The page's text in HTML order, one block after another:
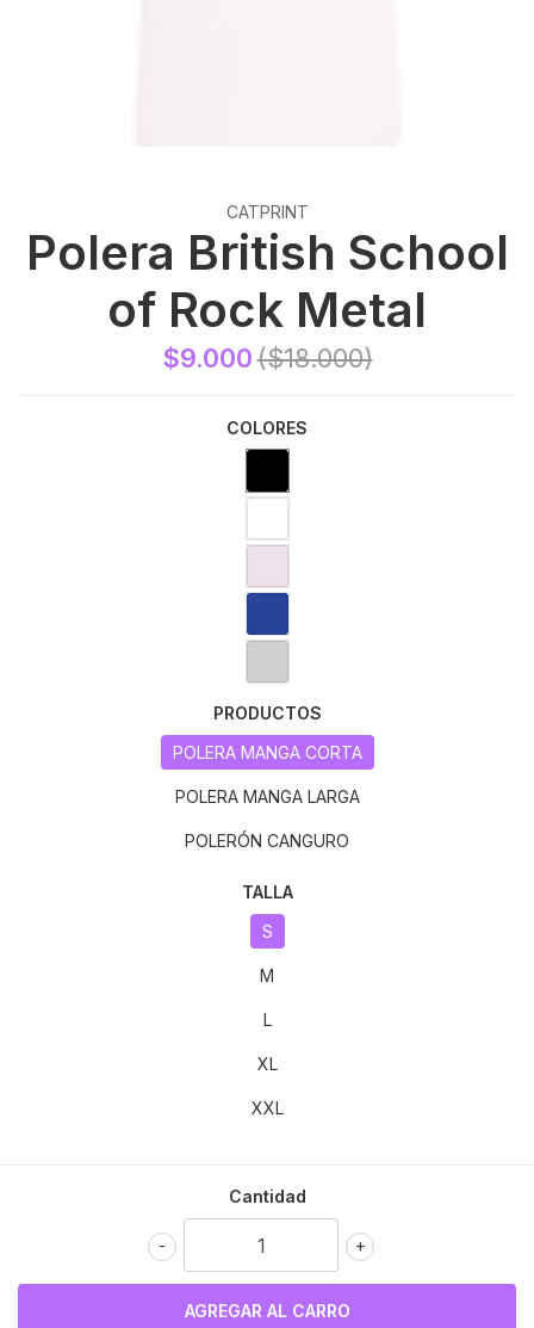
CATPRINT
Polera British School
of Rock Metal
$9.000($18.000)
COLORES
PRODUCTOS
POLERA MANGA CORTA
POLERA MANGA LARGA
POLERÓN CANGURO
TALLA
S
M
L
XL
XXL
Cantidad
+
-